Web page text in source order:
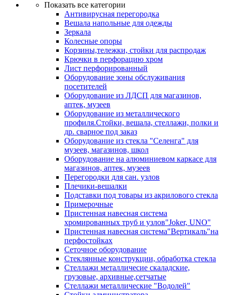
Показать все категории
Антивирусная перегородка
Вешала напольные для одежды
Зеркала
Колесные опоры
Корзины,тележки, стойки для распродаж
Крючки в перфорацию хром
Лист перфорированный
Оборудование зоны обслуживания
посетителей
Оборудование из ЛДСП для магазинов,
аптек, музеев
Оборудование из металлического
профиля.Стойки, вешала, стеллажи, полки и
др. сварное под заказ
Оборудование из стекла "Селенга" для
музеев, магазинов, школ
Оборудование на алюминиевом каркасе для
магазинов, аптек, музеев
Перегородки для сан. узлов
Плечики-вешалки
Подставки под товары из акрилового стекла
Примерочные
Пристенная навесная система
хромированных труб и узлов"Joker, UNO"
Пристенная навесная система"Вертикаль"на
перфостойках
Сеточное оборудование
Стеклянные конструкции, обработка стекла
Стеллажи металличесие скаладские,
грузовые, архивные,сетчатые
Стеллажи металлические "Водолей"